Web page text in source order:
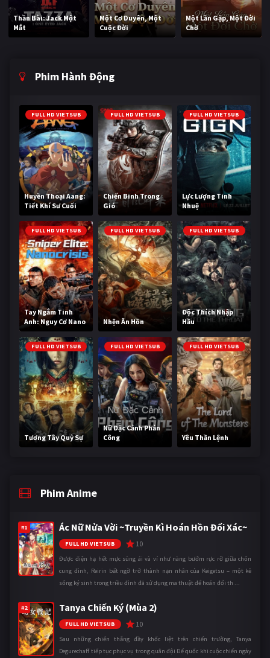
Thần Bài: Jack Một
Mắt
Một Cơ Duyên, Một
Cuộc Đời
Một Lần Gặp, Một Đời
Chờ
Phim Hành Động
FULL HD VIETSUB
Huyền Thoại Aang:
Tiết Khí Sư Cuối
Cùng
FULL HD VIETSUB
Chiến Binh Trong
Gió
FULL HD VIETSUB
Lực Lượng Tinh
Nhuệ
FULL HD VIETSUB
Tay Ngắm Tinh
Anh: Nguy Cơ Nano
FULL HD VIETSUB
Nhện Ăn Hồn
FULL HD VIETSUB
Độc Thích Nhập
Hầu
FULL HD VIETSUB
Tương Tây Quỷ Sự
FULL HD VIETSUB
Nữ Đặc Cảnh Phản
Công
FULL HD VIETSUB
Yêu Thần Lệnh
Phim Anime
#1 Ác Nữ Nửa Vời ~Truyền Kì Hoán Hồn Đổi Xác~
FULL HD VIETSUB 10
Được điện hạ hết mực sủng ái và ví như nàng bướm rực rỡ giữa chốn
cung đình, Reirin bất ngờ trở thành nạn nhân của Keigetsu – một kẻ
sống ký sinh trong triều đình đã sử dụng ma thuật để hoán đổi th ...
#2 Tanya Chiến Ký (Mùa 2)
FULL HD VIETSUB 10
Sau những chiến thắng đầy khốc liệt trên chiến trường, Tanya
Degurechaff tiếp tục phục vụ trong quân đội Đế quốc khi cuộc chiến ngày